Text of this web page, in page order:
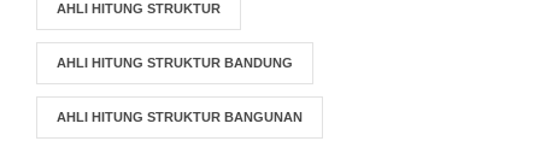
AHLI HITUNG STRUKTUR
AHLI HITUNG STRUKTUR BANDUNG
AHLI HITUNG STRUKTUR BANGUNAN